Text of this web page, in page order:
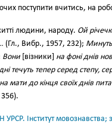
поступити вчитись, на
людини, народу. Ой
(Гл., Вибр., 1957, 232);
Вони [візники] на фоні днів
течуть тепер серед степу,
мати до кінця своїх днів
УРСР. Інститут